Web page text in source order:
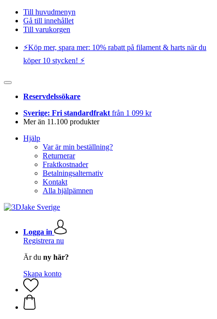
Till huvudmenyn
Gå till innehållet
Till varukorgen
⚡️Köp mer, spara mer: 10% rabatt på filament & harts när du
köper 10 stycken! ⚡️
Reservdelssökare
Sverige: Fri standardfrakt från 1 099 kr
Mer än 11.100 produkter
Hjälp
Var är min beställning?
Returnerar
Fraktkostnader
Betalningsalternativ
Kontakt
Alla hjälpämnen
Logga in
Registrera nu
Är du ny här?
Skapa konto